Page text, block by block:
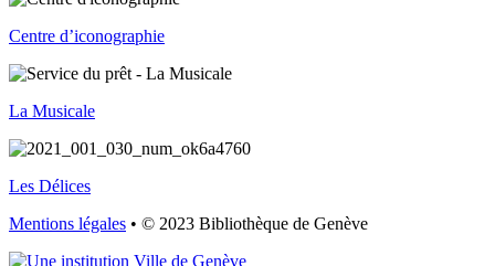
Centre d’iconographie
La Musicale
Les Délices
Mentions légales • © 2023 Bibliothèque de Genève